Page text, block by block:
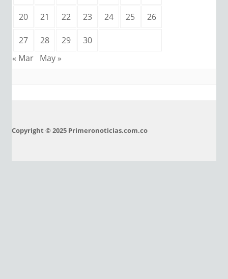
20 21 22 23 24 25 26
27 28 29
30
« Mar May »
Copyright © 2025 Primeronoticias.com.co